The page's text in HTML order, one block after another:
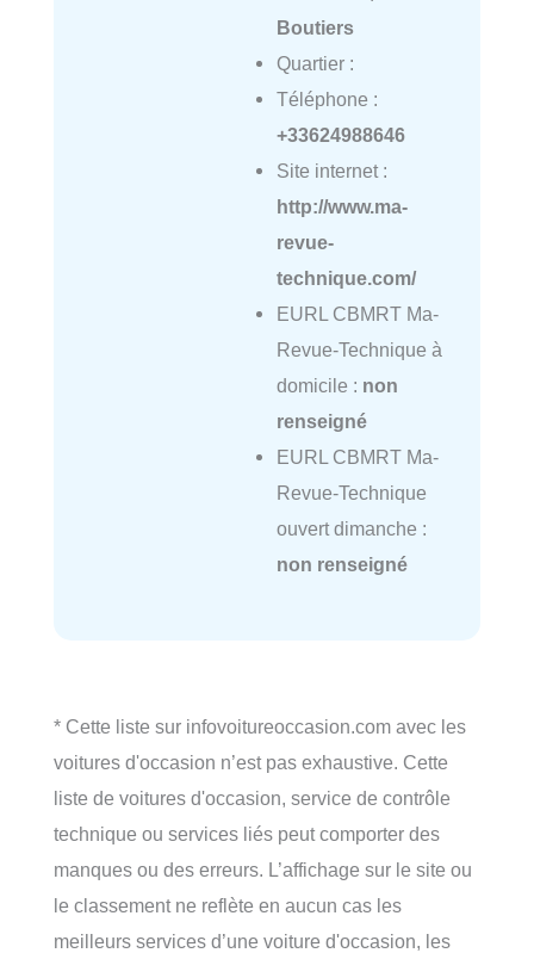
Boutiers
Quartier :
Téléphone :
+33624988646
Site internet :
http://www.ma-
revue-
technique.com/
EURL CBMRT Ma-
Revue-Technique à
domicile : non
renseigné
EURL CBMRT Ma-
Revue-Technique
ouvert dimanche :
non renseigné
* Cette liste sur infovoitureoccasion.com avec les
voitures d'occasion n’est pas exhaustive. Cette
liste de voitures d'occasion, service de contrôle
technique ou services liés peut comporter des
manques ou des erreurs. L’affichage sur le site ou
le classement ne reflète en aucun cas les
meilleurs services d’une voiture d'occasion, les